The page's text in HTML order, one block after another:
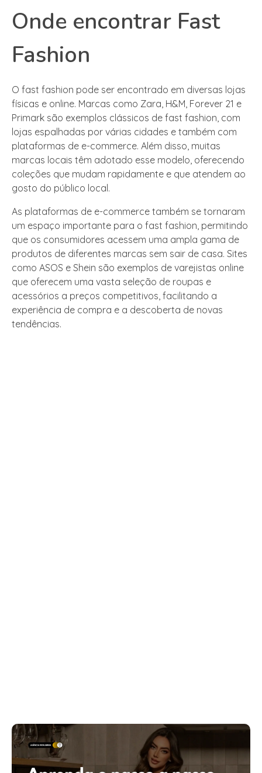
Onde encontrar Fast
Fashion
O fast fashion pode ser encontrado em diversas lojas
físicas e online. Marcas como Zara, H&M, Forever 21 e
Primark são exemplos clássicos de fast fashion, com
lojas espalhadas por várias cidades e também com
plataformas de e-commerce. Além disso, muitas
marcas locais têm adotado esse modelo, oferecendo
coleções que mudam rapidamente e que atendem ao
gosto do público local.
As plataformas de e-commerce também se tornaram
um espaço importante para o fast fashion, permitindo
que os consumidores acessem uma ampla gama de
produtos de diferentes marcas sem sair de casa. Sites
como ASOS e Shein são exemplos de varejistas online
que oferecem uma vasta seleção de roupas e
acessórios a preços competitivos, facilitando a
experiência de compra e a descoberta de novas
tendências.